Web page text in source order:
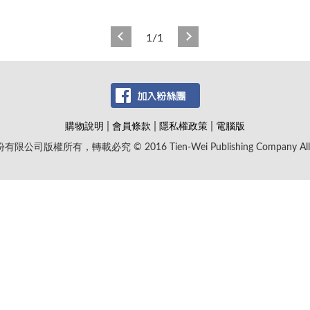
1/1
購物說明 會員條款 隱私權政策
電腦版
有限公司版權所有，轉載必究 © 2016 Tien-Wei Publishing Company All